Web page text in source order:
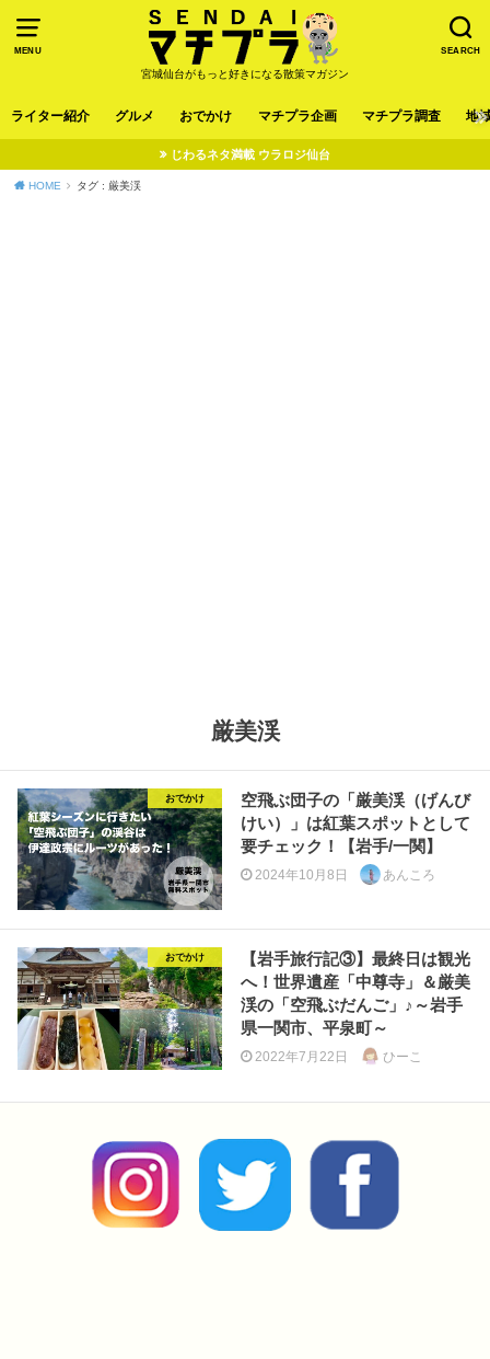
MENU SEARCH
宮城仙台がもっと好きになる散策マガジン
ライター紹介 グルメ おでかけ マチプラ企画 マチプラ調査 地
じわるネタ満載 ウラロジ仙台
HOME タグ : 厳美渓
厳美渓
おでかけ
空飛ぶ団子の「厳美渓（げんび
けい）」は紅葉スポットとして
要チェック！【岩手/一関】
2024年10月8日 あんころ
おでかけ
【岩手旅行記③】最終日は観光
へ！世界遺産「中尊寺」＆厳美
渓の「空飛ぶだんご」♪～岩手
県一関市、平泉町～
2022年7月22日 ひーこ